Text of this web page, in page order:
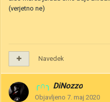
(verjetno ne)
Navedek
╭∩╮ DiNozzo
Objavljeno 7. maj 2020